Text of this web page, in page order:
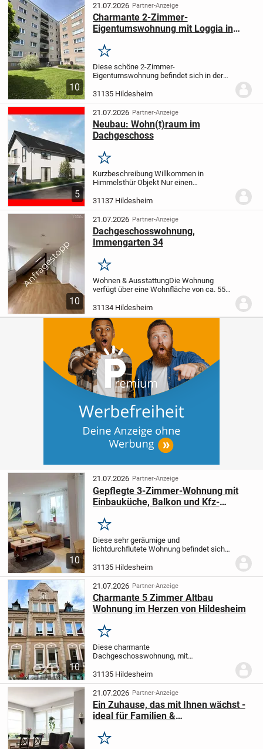
10
21.07.2026 Partner-Anzeige
Charmante 2-Zimmer-
Eigentumswohnung mit Loggia in
Merken
Diese schöne 2-Zimmer-
Eigentumswohnung befindet sich in der
Wohnung bietet auf einer Wohnfläche von
ca. 58,52 m² ein durchdachtes
Raumkonzept mit einem großzügigen...
31135 Hildesheim
5
21.07.2026 Partner-Anzeige
Neubau: Wohn(t)raum im
Dachgeschoss
Merken
Kurzbeschreibung Willkommen in
Himmelsthür Objekt Nur einen
dennoch mitten in gewachsener
Wohnlage in Himmelsthür entsteht
zeitnah diese großzügige Wohnung im...
31137 Hildesheim
10
21.07.2026 Partner-Anzeige
Dachgeschosswohnung,
Immengarten 34
Merken
Wohnen & AusstattungDie Wohnung
verfügt über eine Wohnfläche von ca. 55
Raumaufteilung eignet sich ideal für
Singles, Paare, Studierende oder
Berufspendler.
31134 Hildesheim
10
21.07.2026 Partner-Anzeige
Gepflegte 3-Zimmer-Wohnung mit
Einbauküche, Balkon und Kfz-
Merken
Diese sehr geräumige und
lichtdurchflutete Wohnung befindet sich
äußerst gepflegten Mehrfamilienhauses
in einem attraktiven, ruhigen
Wohnumfeld. Die Nachbarschaft...
31135 Hildesheim
10
21.07.2026 Partner-Anzeige
Charmante 5 Zimmer Altbau
Wohnung im Herzen von Hildesheim
Merken
Diese charmante
Dachgeschosswohnung, mit
befindet sich in einem gepflegten 3
Familienhaus in Hildesheim und
überzeugt durch ihre großzügige
Wohnfläche von ca. 150...
31135 Hildesheim
21.07.2026 Partner-Anzeige
Ein Zuhause, das mit Ihnen wächst -
ideal für Familien &
Merken